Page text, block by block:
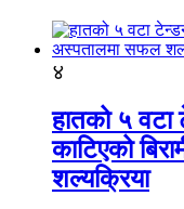
४
हातको ५
काटिएको
शल्यक्रिया